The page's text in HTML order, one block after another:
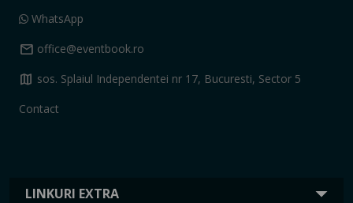
LINKURI EXTRA
WhatsApp
mail office@eventbook.ro
map sos. Splaiul Independentei nr 17, Bucuresti, Sector 5
Contact